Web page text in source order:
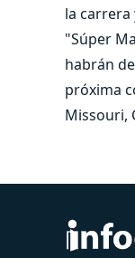
la carrera
"Súper
habrán
próxima
Missouri,